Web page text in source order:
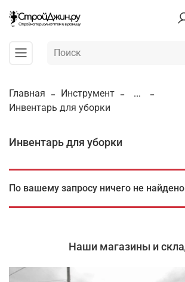
Главная Инструмент
...
Инвентарь для уборки
Инвентарь для уборки
По вашему запросу ничего не найдено
Наши магазины и